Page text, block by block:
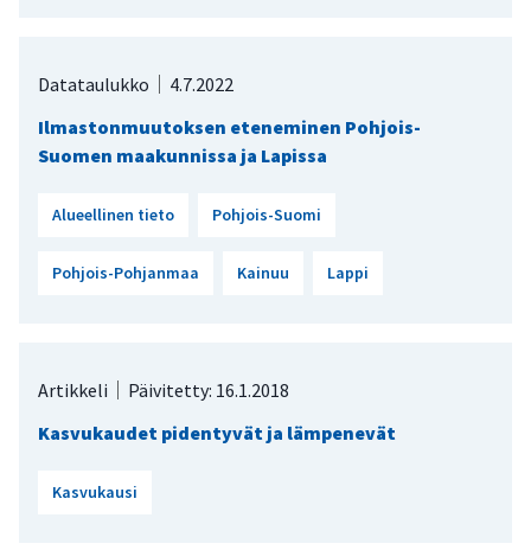
Datataulukko
4.7.2022
Ilmastonmuutoksen eteneminen Pohjois-
Suomen maakunnissa ja Lapissa
Alueellinen tieto Pohjois-Suomi
Pohjois-Pohjanmaa Kainuu Lappi
Artikkeli
Päivitetty: 16.1.2018
Kasvukaudet pidentyvät ja lämpenevät
Kasvukausi